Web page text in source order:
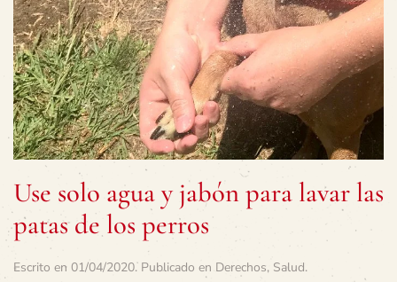
Use solo agua y jabón para lavar las
patas de los perros
Escrito en 01/04/2020. Publicado en Derechos, Salud.